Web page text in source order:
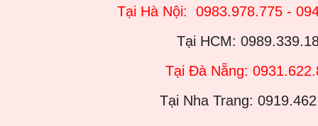
Tại Hà Nội: 0983.978.775 -
Tại HCM:
Tại Đà Nẵng:
Tại Nha Trang: